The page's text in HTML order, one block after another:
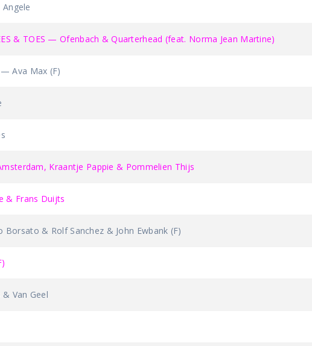
& TOES — Ofenbach & Quarterhead (feat. Norma Jean Martine)
— Ava Max (F)
Kraantje Pappie & Pommelien Thijs
& Frans Duijts
& Rolf Sanchez & John Ewbank (F)
Van Geel